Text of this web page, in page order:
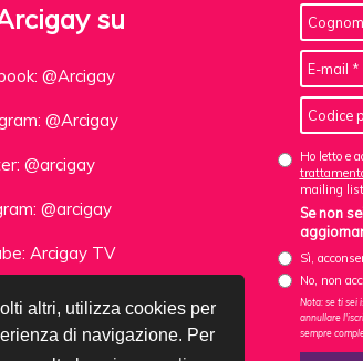
altri, utilizza cookies per
di navigazione. Per
su
@Arcigay
@Arcigay
@arcigay
@arcigay
Arcigay TV
Ho letto e
mailing list
Se non
Sì,
No, non
Nota: se ti sei
annullare
sempre